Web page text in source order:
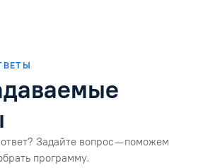
Задайте вопрос — поможем
программу.